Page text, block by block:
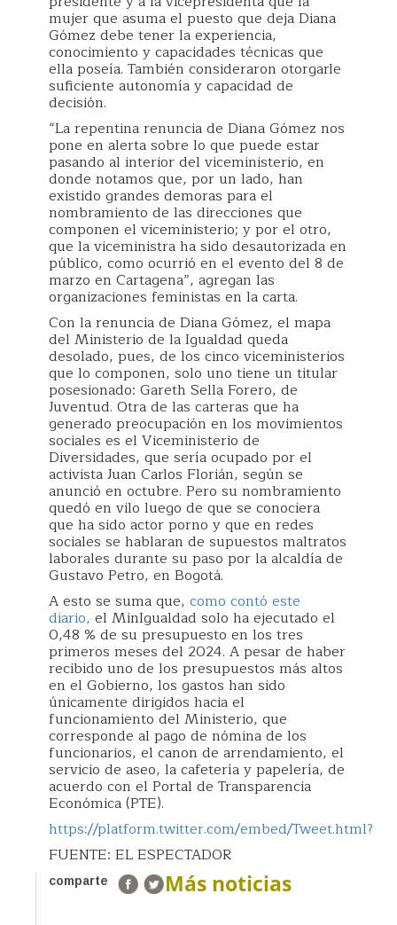
mujer que asuma el puesto que deja Diana
Gómez debe tener la experiencia,
conocimiento y capacidades técnicas que
ella poseía. También consideraron otorgarle
suficiente autonomía y capacidad de
decisión.
“La repentina renuncia de Diana Gómez nos
pone en alerta sobre lo que puede estar
pasando al interior del viceministerio, en
donde notamos que, por un lado, han
existido grandes demoras para el
nombramiento de las direcciones que
componen el viceministerio; y por el otro,
que la viceministra ha sido desautorizada en
público, como ocurrió en el evento del 8 de
marzo en Cartagena”, agregan las
organizaciones feministas en la carta.
Con la renuncia de Diana Gómez, el mapa
del Ministerio de la Igualdad queda
desolado, pues, de los cinco viceministerios
que lo componen, solo uno tiene un titular
posesionado: Gareth Sella Forero, de
Juventud. Otra de las carteras que ha
generado preocupación en los movimientos
sociales es el Viceministerio de
Diversidades, que sería ocupado por el
activista Juan Carlos Florián, según se
anunció en octubre. Pero su nombramiento
quedó en vilo luego de que se conociera
que ha sido actor porno y que en redes
sociales se hablaran de supuestos maltratos
laborales durante su paso por la alcaldía de
Gustavo Petro, en Bogotá.
A esto se suma que, como contó este
diario, el MinIgualdad solo ha ejecutado el
0,48 % de su presupuesto en los tres
primeros meses del 2024. A pesar de haber
recibido uno de los presupuestos más altos
en el Gobierno, los gastos han sido
únicamente dirigidos hacia el
funcionamiento del Ministerio, que
corresponde al pago de nómina de los
funcionarios, el canon de arrendamiento, el
servicio de aseo, la cafetería y papelería, de
acuerdo con el Portal de Transparencia
Económica (PTE).
https://platform.twitter.com/embed/Tweet.html?
FUENTE: EL ESPECTADOR
comparte Más noticias